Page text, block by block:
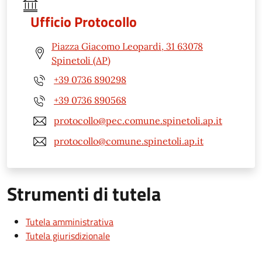
Ufficio Protocollo
Piazza Giacomo Leopardi, 31 63078
Spinetoli (AP)
+39 0736 890298
+39 0736 890568
protocollo@pec.comune.spinetoli.ap.it
protocollo@comune.spinetoli.ap.it
Strumenti di tutela
Tutela amministrativa
Tutela giurisdizionale